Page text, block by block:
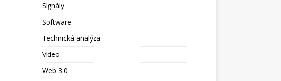
Signály
Software
Technická analýza
Video
Web 3.0